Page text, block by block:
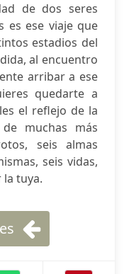
de dos seres
es ese viaje que
estadios del
al encuentro
arribar a ese
quedarte a
el reflejo de la
muchas más
seis almas
seis vidas,
tuya.